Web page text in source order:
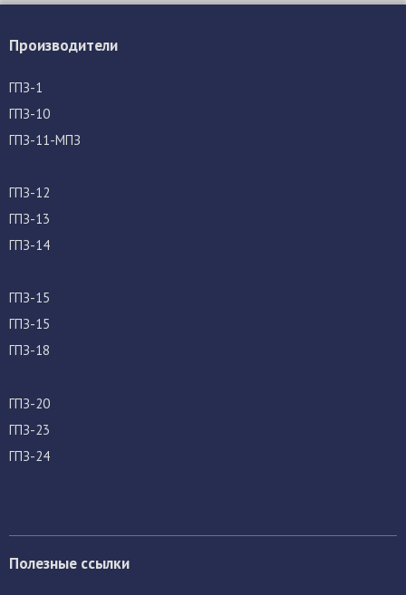
Производители
ГПЗ-1
ГПЗ-10
ГПЗ-11-МПЗ
ГПЗ-12
ГПЗ-13
ГПЗ-14
ГПЗ-15
ГПЗ-15
ГПЗ-18
ГПЗ-20
ГПЗ-23
ГПЗ-24
Полезные ссылки